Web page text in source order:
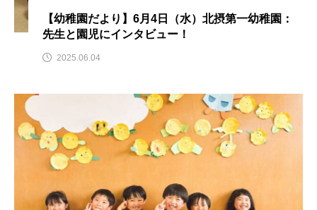
ままとこひろば みなとっちラジオ！
みるくっくキッズクラブ逆瀬川
みるくのえほん みるく・ひまわり園
もたいまさこ もっと知りたい認知症のこと
もんがきとしこの知りたい、聞きたい、伝えたい
やよい幼稚園 ゆたかな第三の人生のススメ
【幼稚園だより】6月4日（水）北摂第一幼稚園：
先生と園児にインタビュー！
2025.06.04